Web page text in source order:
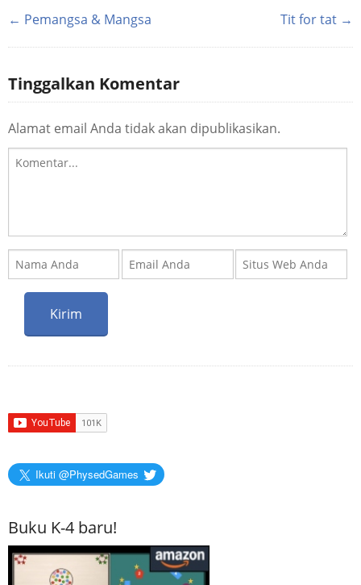
← Pemangsa & Mangsa Tit for tat →
Tinggalkan Komentar
Alamat email Anda tidak akan dipublikasikan.
Ikuti @PhysedGames
Buku K-4 baru!